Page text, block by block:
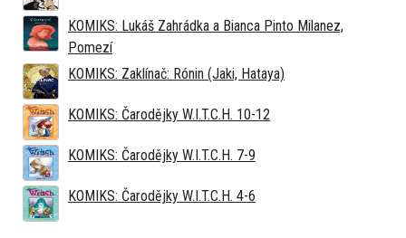
KOMIKS: Lukáš Zahrádka a Bianca Pinto Milanez,
Pomezí
KOMIKS: Zaklínač: Rónin (Jaki, Hataya)
KOMIKS: Čarodějky W.I.T.C.H. 10-12
KOMIKS: Čarodějky W.I.T.C.H. 7-9
KOMIKS: Čarodějky W.I.T.C.H. 4-6